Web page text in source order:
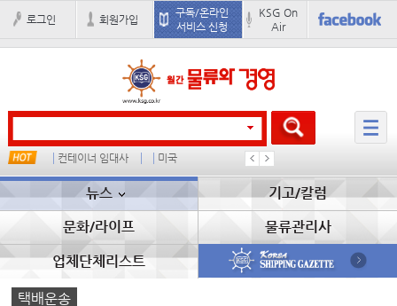
로그인 회원가입
구독/온라인
서비스 신청
KSG On
Air
컨테이너 임대사 미국 �
뉴스 기고/칼럼
문화/라이프 물류관리사
업체단체리스트
택배운송